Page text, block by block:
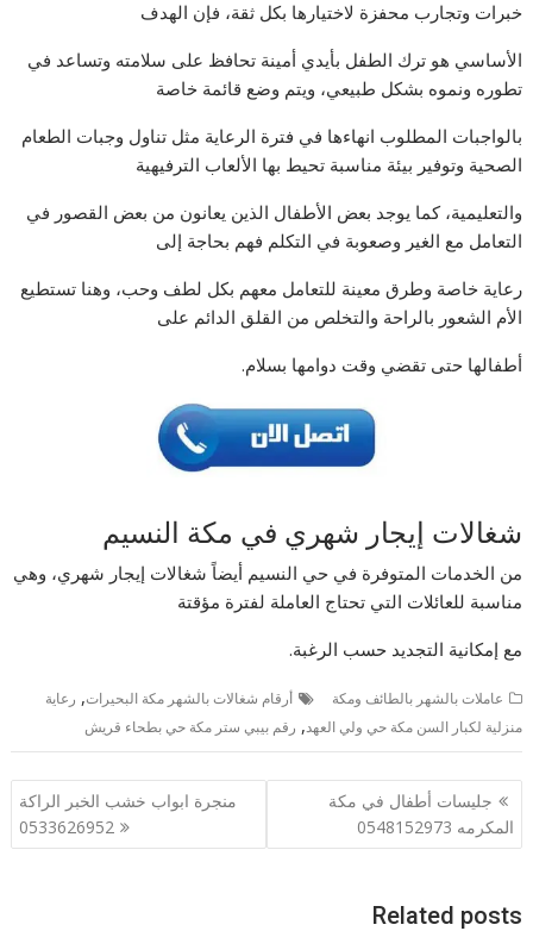
خبرات وتجارب محفزة لاختيارها بكل ثقة، فإن الهدف
الأساسي هو ترك الطفل بأيدي أمينة تحافظ على سلامته وتساعد في
تطوره ونموه بشكل طبيعي، ويتم وضع قائمة خاصة
بالواجبات المطلوب انهاءها في فترة الرعاية مثل تناول وجبات الطعام
الصحية وتوفير بيئة مناسبة تحيط بها الألعاب الترفيهية
والتعليمية، كما يوجد بعض الأطفال الذين يعانون من بعض القصور في
التعامل مع الغير وصعوبة في التكلم فهم بحاجة إلى
رعاية خاصة وطرق معينة للتعامل معهم بكل لطف وحب، وهنا تستطيع
الأم الشعور بالراحة والتخلص من القلق الدائم على
أطفالها حتى تقضي وقت دوامها بسلام.
شغالات إيجار شهري في مكة النسيم
من الخدمات المتوفرة في حي النسيم أيضاً شغالات إيجار شهري، وهي
مناسبة للعائلات التي تحتاج العاملة لفترة مؤقتة
مع إمكانية التجديد حسب الرغبة.
عاملات بالشهر بالطائف ومكة أرقام شغالات بالشهر مكة البحيرات, رعاية
منزلية لكبار السن مكة حي ولي العهد, رقم بيبي ستر مكة حي بطحاء قريش
تصفّح
المقالات
جليسات أطفال في مكة
المكرمه 0548152973
منجرة ابواب خشب الخبر الراكة
0533626952
Related posts